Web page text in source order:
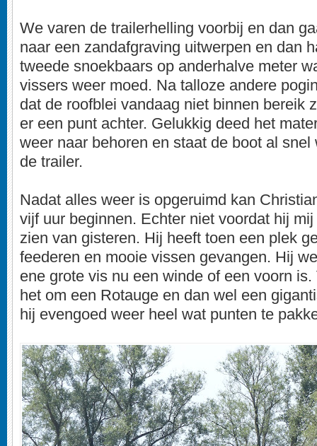
We varen de trailerhelling voorbij en dan
naar een zandafgraving uitwerpen en dan
tweede snoekbaars op anderhalve meter
vissers weer moed. Na talloze andere
dat de roofblei vandaag niet binnen bereik
er een punt achter. Gelukkig deed het
weer naar behoren en staat de boot al snel
de trailer.
Nadat alles weer is opgeruimd kan
vijf uur beginnen. Echter niet voordat hij
zien van gisteren. Hij heeft toen een plek
feederen en mooie vissen gevangen. Hij
ene grote vis nu een winde of een voorn
het om een Rotauge en dan wel een
hij evengoed weer heel wat punten te